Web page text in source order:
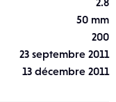
50 mm
200
23 septembre 2011
13 décembre 2011